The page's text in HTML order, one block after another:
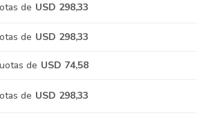
de USD 298,33
de USD 298,33
de USD 74,58
de USD 298,33